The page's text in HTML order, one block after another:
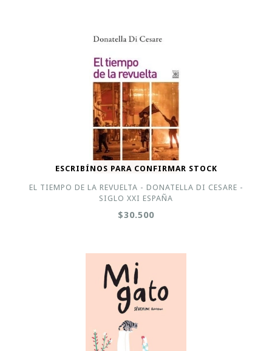
ESCRIBÍNOS PARA CONFIRMAR STOCK
EL TIEMPO DE LA REVUELTA - DONATELLA DI CESARE -
SIGLO XXI ESPAÑA
$30.500